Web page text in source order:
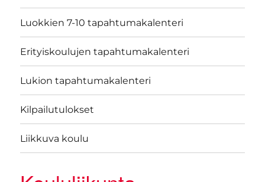
Luokkien 7-10 tapahtumakalenteri
Erityiskoulujen tapahtumakalenteri
Lukion tapahtumakalenteri
Kilpailutulokset
Liikkuva koulu